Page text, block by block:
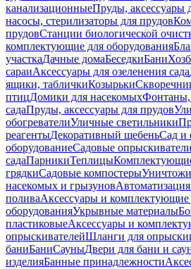
канализационныеПруды, аксессуары
насосы, стерилизаторы для прудов
прудовСтанции биологической
комплектующие для оборудования
участкаДачные домаБеседкиБани
сараиАксессуары для озеленения сада
ящики, табличкиКозырьки
птицДомики для насекомыхФонтаны,
садаПруды, аксессуары для прудов
обогревателиУличные светильники
реагентыДекоративный щебеньСад и
оборудованиеСадовые опрыскиватели
садаПарникиТеплицы
грядкиСадовые компостеры
насекомых и грызунов
поливаАксессуары и комплектующие
оборудованияУкрывные материалы
пластиковыеАксессуары и
опрыскивателейШланги для
баниБаниСауныДвери для бани и
изделияБанные принадлежности